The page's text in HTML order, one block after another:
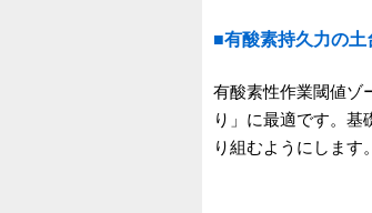
■有酸素持久力の
有酸素性作業閾値ゾ
り」に最適です。基
り組むようにします。